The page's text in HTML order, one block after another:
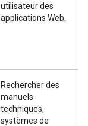
utilisateur des
applications Web.
Rechercher des
manuels
techniques,
systèmes de